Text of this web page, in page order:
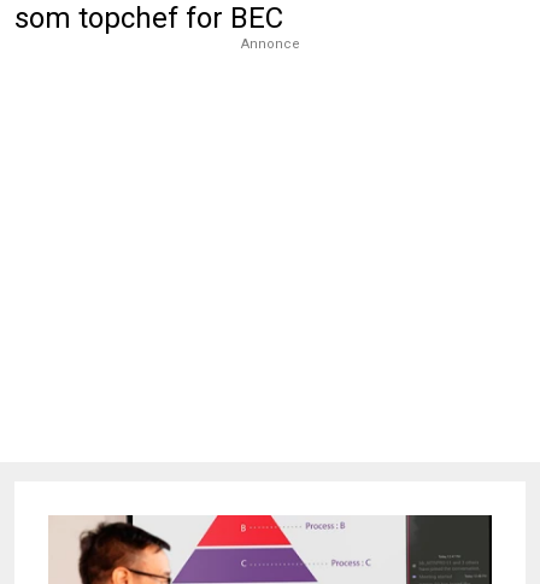
som topchef for BEC
Annonce